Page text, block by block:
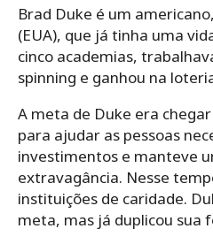
Brad Duke é um
(EUA), que já tinha uma
cinco academias,
spinning e ganhou na
A meta de Duke era
para ajudar as pessoas
investimentos e manteve
extravagância. Nesse
instituições de caridade.
meta, mas já duplicou sua